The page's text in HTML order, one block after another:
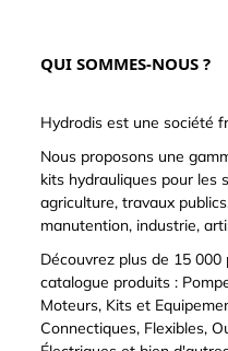
QUI SOMMES-NOUS ?
Hydrodis est une société
Nous proposons une
kits hydrauliques pour les
agriculture, travaux
manutention, industrie,
Découvrez plus de 15
catalogue produits :
Moteurs, Kits et
Connectiques, Flexibles,